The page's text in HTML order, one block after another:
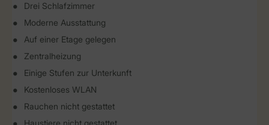
Drei Schlafzimmer
Moderne Ausstattung
Auf einer Etage gelegen
Zentralheizung
Einige Stufen zur Unterkunft
Kostenloses WLAN
Rauchen nicht gestattet
Haustiere nicht gestattet